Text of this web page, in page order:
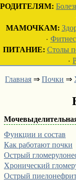
РОДИТЕЛЯМ:
МАМОЧКАМ:
· Фитнес
ПИТАНИЕ: Столы
·
Главная ⇒Почки ⇒
Функции и состав
Как работают почки
Острый
Хронический
Острый